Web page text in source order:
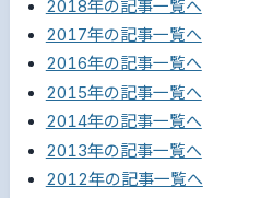
2018年の記事一覧へ
2017年の記事一覧へ
2016年の記事一覧へ
2015年の記事一覧へ
2014年の記事一覧へ
2013年の記事一覧へ
2012年の記事一覧へ